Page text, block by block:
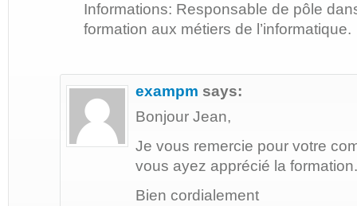
Informations: Responsable de pôle
formation aux métiers de l’informatique.
exampm says:
Bonjour Jean,
Je vous remercie pour votre
vous ayez apprécié la formation.
Bien cordialement